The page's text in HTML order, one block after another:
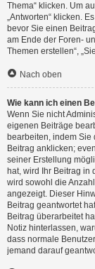
Thema“ klicken. Um
„Antworten“ klicken.
bevor Sie einen
am Ende der Foren-
Themen erstellen“,
Nach oben
Wie kann ich einen
Wenn Sie nicht
eigenen Beiträge
bearbeiten, indem Sie
Beitrag anklicken;
seiner Erstellung
hat, wird Ihr Beitrag in
wird sowohl die
angezeigt. Dieser
Beitrag geantwortet
Beitrag überarbeitet
Notiz hinterlassen,
dass normale
jemand darauf